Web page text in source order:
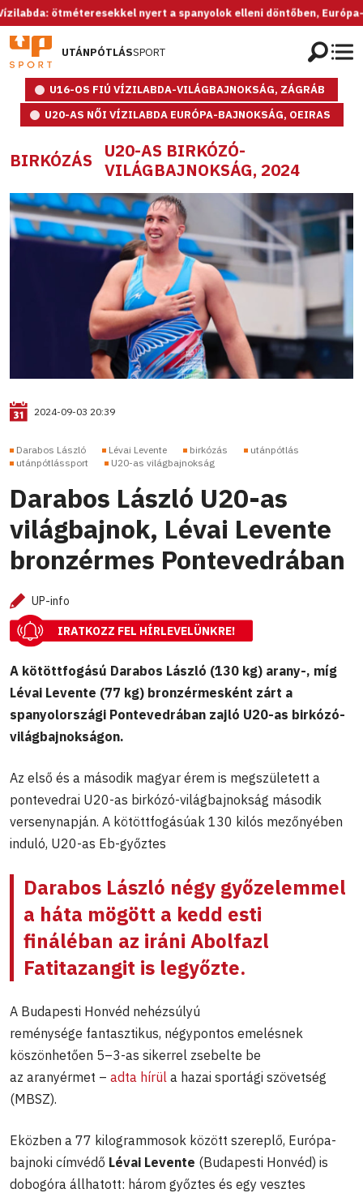
ötméteresekkel nyert a spanyolok elleni döntőben, Európa-
UTÁNPÓTLÁSSPORT
U16-OS FIÚ VÍZILABDA-VILÁGBAJNOKSÁG, ZÁGRÁB
U20-AS NŐI VÍZILABDA EURÓPA-BAJNOKSÁG, OEIRAS
BIRKÓZÁS
U20-AS BIRKÓZÓ-
VILÁGBAJNOKSÁG, 2024
2024-09-03 20:39
Darabos László Lévai Levente birkózás
utánpótlás
utánpótlássport
U20-as világbajnokság
Darabos László U20-as
világbajnok, Lévai Levente
bronzérmes Pontevedrában
UP-info
IRATKOZZ FEL HÍRLEVELÜNKRE!
A kötöttfogású Darabos László (130 kg) arany-, míg
Lévai Levente (77 kg) bronzérmesként zárt a
spanyolországi Pontevedrában zajló U20-as birkózó-
világbajnokságon.
Az első és a második magyar érem is megszületett a
pontevedrai U20-as birkózó-világbajnokság második
versenynapján. A kötöttfogásúak 130 kilós mezőnyében
induló, U20-as Eb-győztes
Darabos László négy győzelemmel
a háta mögött a kedd esti
fináléban az iráni Abolfazl
Fatitazangit is legyőzte.
A Budapesti Honvéd nehézsúlyú
reménysége fantasztikus, négypontos emelésnek
köszönhetően 5–3-as sikerrel zsebelte be
az aranyérmet – adta hírül a hazai sportági szövetség
(MBSZ).
Eközben a 77 kilogrammosok között szereplő, Európa-
bajnoki címvédő Lévai Levente (Budapesti Honvéd) is
dobogóra állhatott: három győztes és egy vesztes